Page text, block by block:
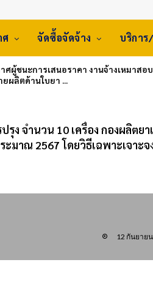
ศ จัดซื้อจัดจ้าง บริกา
ศผู้ชนะการเสนอราคา งานจ้างเหมาสอ
ผลิตด้านใบยา ...
ง จำนวน 10 เครื่อง กองผลิตยา
มาณ 2567 โดยวิธีเฉพาะเจาะจ
12 กันยาย